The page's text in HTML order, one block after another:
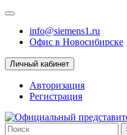
info@siemens1.ru
Офис в Новосибирске
Личный кабинет
Авторизация
Регистрация